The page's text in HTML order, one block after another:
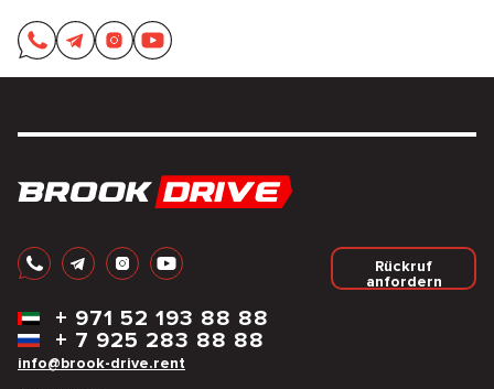
Rückruf
anfordern
info@brook-drive.rent
+ 7 925 283 88 88
+ 971 52 193 88 88